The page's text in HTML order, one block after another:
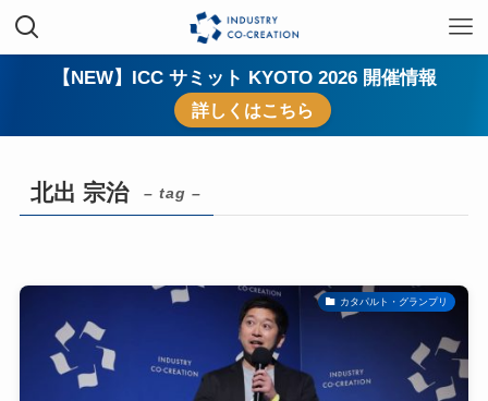
【NEW】ICC サミット KYOTO 2026 開催情報
詳しくはこちら
北出 宗治 – tag –
カタパルト・グランプリ